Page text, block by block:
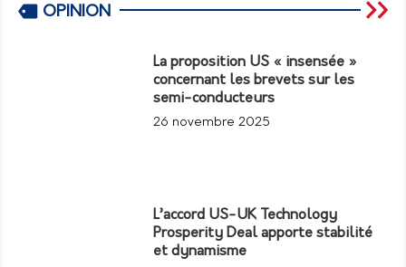
OPINION
La proposition US « insensée »
concernant les brevets sur les
semi-conducteurs
26 novembre 2025
L’accord US-UK Technology
Prosperity Deal apporte stabilité
et dynamisme